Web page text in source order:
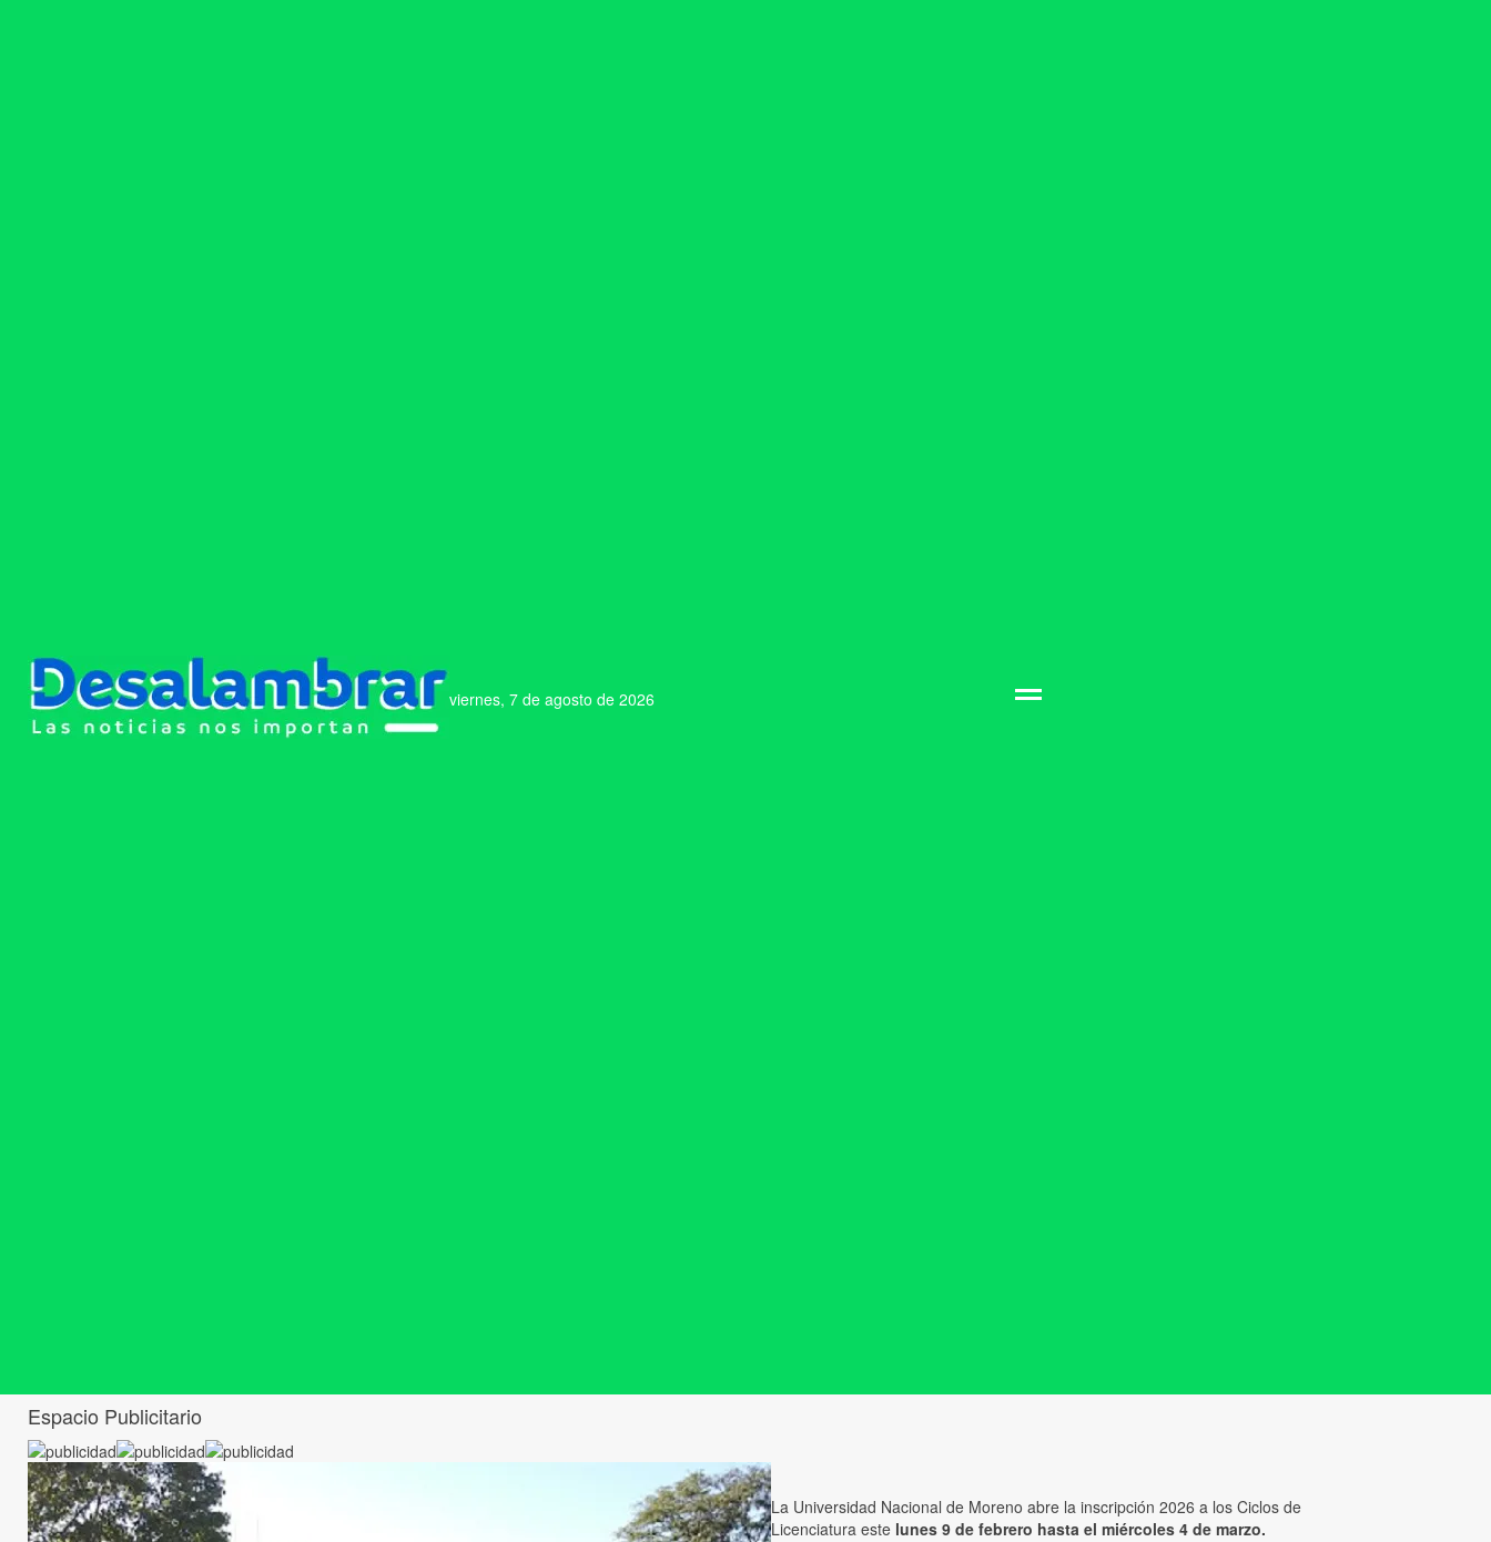
viernes, 7 de agosto de 2026
Espacio Publicitario
La Universidad Nacional de Moreno abre la inscripción 2026 a los Ciclos de
Licenciatura este lunes 9 de febrero hasta el miércoles 4 de marzo.